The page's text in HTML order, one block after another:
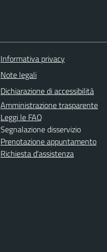
Informativa privacy
Note legali
Dichiarazione di accessibilità
Amministrazione trasparente
Leggi le FAQ
Segnalazione disservizio
Prenotazione appuntamento
Richiesta d'assistenza